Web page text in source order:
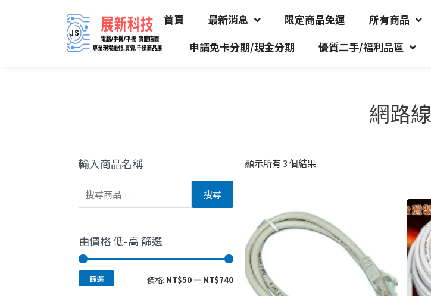
首頁 最新消息 限定商品免運 所有商品
申請免卡分期/現金分期
優質二手/福利品區
網路線
輸入商品名稱
搜尋
由價格 低-高 篩選
篩選 價格: NT$50 — NT$740
顯示所有 3 個結果